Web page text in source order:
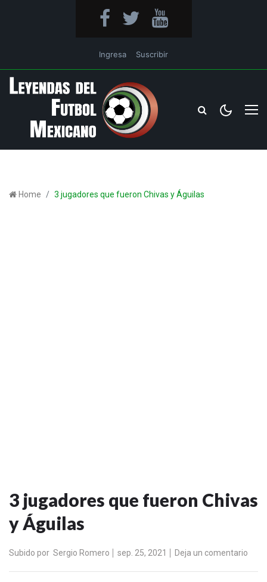
Ingresa Suscribir
Home 3 jugadores que fueron Chivas y Águilas
3 jugadores que fueron Chivas
y Águilas
Subido por Sergio Romero sep. 25, 2021 Deja un comentario